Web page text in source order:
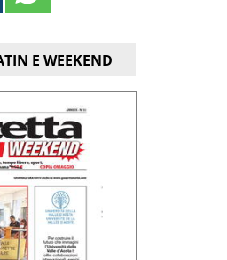
E WEEKEND